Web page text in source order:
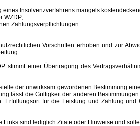
Insolvenzverfahrens mangels
WZDP;
Zahlungsverpflichtungen.
Vorschriften erhoben und zur
einer Übertragung des
der unwirksam gewordenen Bestimmung
lässt die Gültigkeit der anderen
Erfüllungsort für die Leistung und Zahlungund
sind lediglich Zitate oder Hinweise und